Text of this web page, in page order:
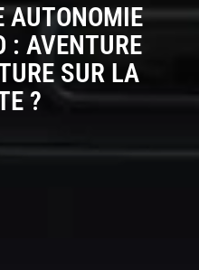
AUTONOMIE
: AVENTURE
SUR LA
?